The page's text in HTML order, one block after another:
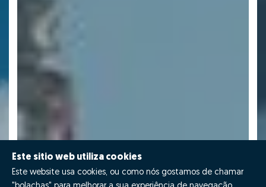
Este sitio web utiliza cookies
Este website usa cookies, ou como nós gostamos de chamar